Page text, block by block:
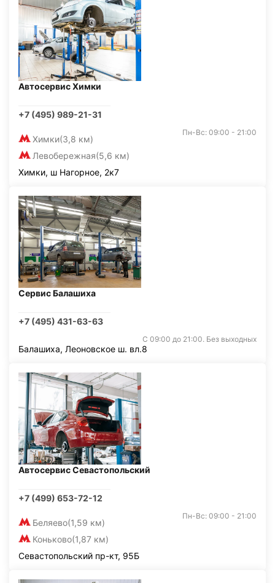
Автосервис Химки
+7 (495) 989-21-31
Химки(3,8 км)
Левобережная(5,6 км)
Пн-Вс: 09:00 - 21:00
Химки, ш Нагорное, 2к7
Сервис Балашиха
+7 (495) 431-63-63
С 09:00 до 21:00. Без выходных
Балашиха, Леоновское ш. вл.8
Автосервис Севастопольский
+7 (499) 653-72-12
Беляево(1,59 км)
Коньково(1,87 км)
Пн-Вс: 09:00 - 21:00
Севастопольский пр-кт, 95Б